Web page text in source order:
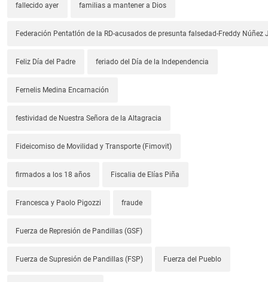
fallecido ayer familias a mantener a Dios
Federación Pentatlón de la RD-acusados de presunta falsedad-Freddy Núñez
Feliz Día del Padre feriado del Día de la Independencia
Fernelis Medina Encarnación
festividad de Nuestra Señora de la Altagracia
Fideicomiso de Movilidad y Transporte (Fimovit)
firmados a los 18 años Fiscalia de Elías Piña
Francesca y Paolo Pigozzi fraude
Fuerza de Represión de Pandillas (GSF)
Fuerza de Supresión de Pandillas (FSP) Fuerza del Pueblo